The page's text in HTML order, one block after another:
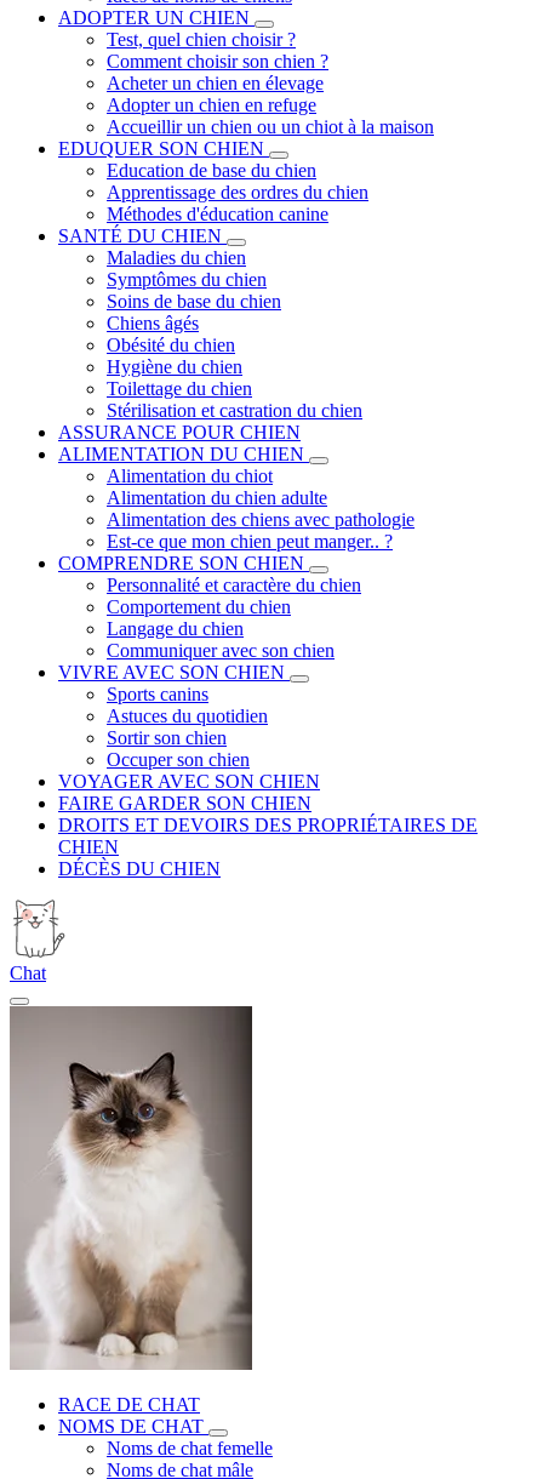
ADOPTER UN CHIEN
Test, quel chien choisir ?
Comment choisir son chien ?
Acheter un chien en élevage
Adopter un chien en refuge
Accueillir un chien ou un chiot à la maison
EDUQUER SON CHIEN
Education de base du chien
Apprentissage des ordres du chien
Méthodes d'éducation canine
SANTÉ DU CHIEN
Maladies du chien
Symptômes du chien
Soins de base du chien
Chiens âgés
Obésité du chien
Hygiène du chien
Toilettage du chien
Stérilisation et castration du chien
ASSURANCE POUR CHIEN
ALIMENTATION DU CHIEN
Alimentation du chiot
Alimentation du chien adulte
Alimentation des chiens avec pathologie
Est-ce que mon chien peut manger.. ?
COMPRENDRE SON CHIEN
Personnalité et caractère du chien
Comportement du chien
Langage du chien
Communiquer avec son chien
VIVRE AVEC SON CHIEN
Sports canins
Astuces du quotidien
Sortir son chien
Occuper son chien
VOYAGER AVEC SON CHIEN
FAIRE GARDER SON CHIEN
DROITS ET DEVOIRS DES PROPRIÉTAIRES DE
CHIEN
DÉCÈS DU CHIEN
Chat
RACE DE CHAT
NOMS DE CHAT
Noms de chat femelle
Noms de chat mâle